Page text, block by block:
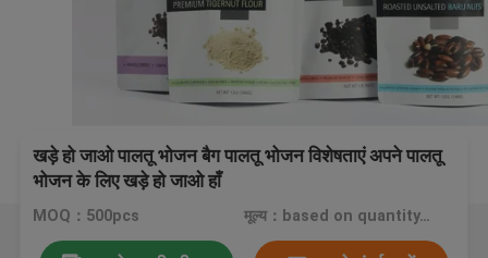
खड़े हो जाओ पालतू भोजन बैग पालतू भोजन विशेषताएं अपने पालतू
भोजन के लिए खड़े हो जाओ हाँ
MOQ：500pcs मूल्य：based on quantity, size and designs